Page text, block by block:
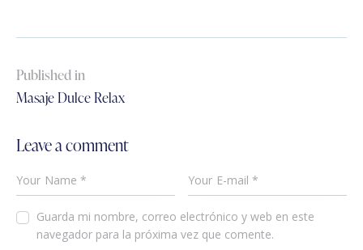
Published in
Masaje Dulce Relax
Leave a comment
Guarda mi nombre, correo electrónico y web en este
navegador para la próxima vez que comente.